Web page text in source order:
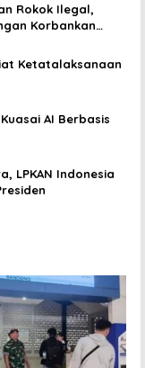
Rokok Ilegal,
Korbankan
Ketatalaksanaan
AI Berbasis
LPKAN Indonesia